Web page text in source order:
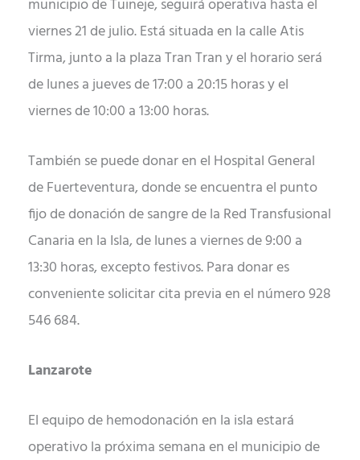
municipio de Tuineje, seguirá operativa hasta el
viernes 21 de julio. Está situada en la calle Atis
Tirma, junto a la plaza Tran Tran y el horario será
de lunes a jueves de 17:00 a 20:15 horas y el
viernes de 10:00 a 13:00 horas.
También se puede donar en el Hospital General
de Fuerteventura, donde se encuentra el punto
fijo de donación de sangre de la Red Transfusional
Canaria en la Isla, de lunes a viernes de 9:00 a
13:30 horas, excepto festivos. Para donar es
conveniente solicitar cita previa en el número 928
546 684.
Lanzarote
El equipo de hemodonación en la isla estará
operativo la próxima semana en el municipio de